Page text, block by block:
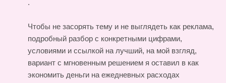
.
Чтобы не засорять тему и не выглядеть как реклама,
подробный разбор с конкретными цифрами,
условиями и ссылкой на лучший, на мой взгляд,
вариант с мгновенным решением я оставил в как
экономить деньги на ежедневных расходах